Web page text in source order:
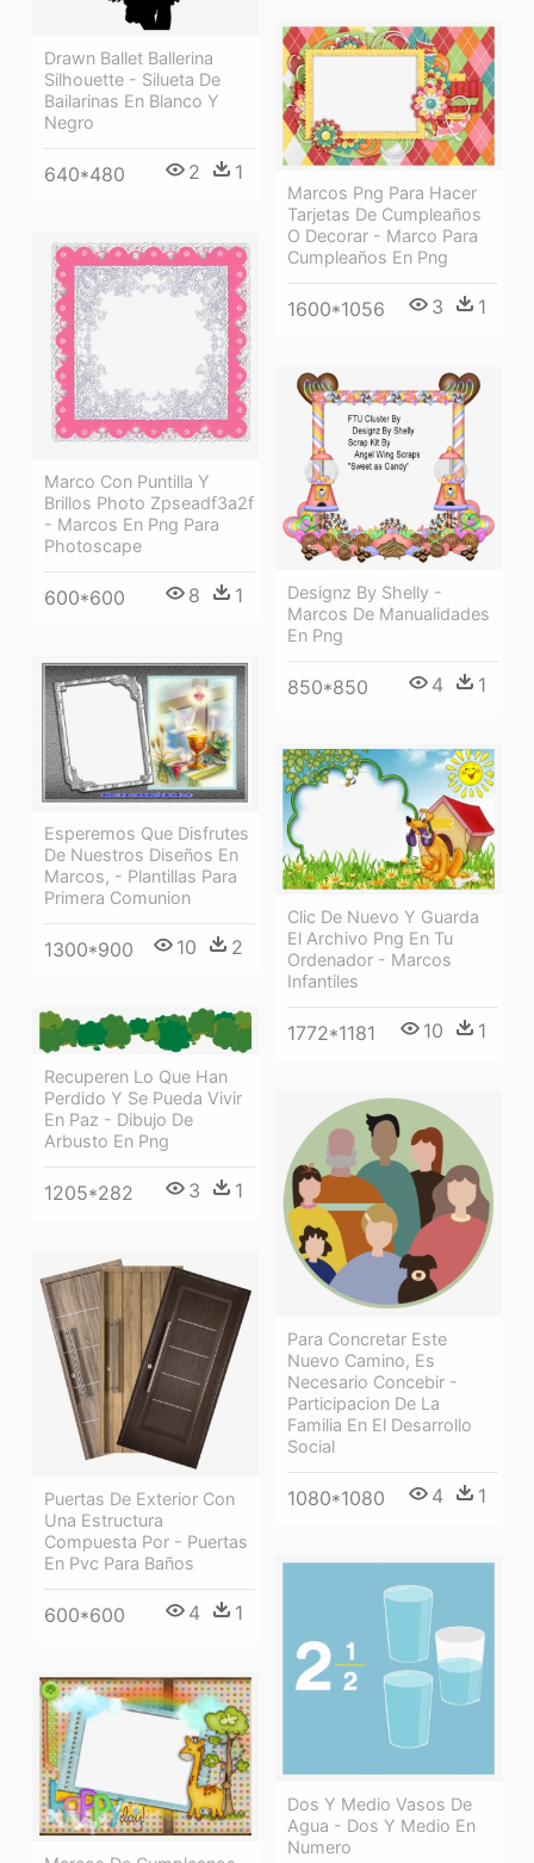
Drawn Ballet Ballerina
Silhouette - Silueta De
Bailarinas En Blanco Y
Negro
640*480 2 1
Marcos Png Para Hacer
Tarjetas De Cumpleaños
O Decorar - Marco Para
Cumpleaños En Png
1600*1056 3 1
Marco Con Puntilla Y
Brillos Photo Zpseadf3a2f
- Marcos En Png Para
Photoscape
600*600 8 1
Designz By Shelly -
Marcos De Manualidades
En Png
850*850 4 1
Esperemos Que Disfrutes
De Nuestros Diseños En
Marcos, - Plantillas Para
Primera Comunion
1300*900 10 2
Clic De Nuevo Y Guarda
El Archivo Png En Tu
Ordenador - Marcos
Infantiles
1772*1181 10 1
Recuperen Lo Que Han
Perdido Y Se Pueda Vivir
En Paz - Dibujo De
Arbusto En Png
1205*282 3 1
Para Concretar Este
Nuevo Camino, Es
Necesario Concebir -
Participacion De La
Familia En El Desarrollo
Social
1080*1080 4 1
Puertas De Exterior Con
Una Estructura
Compuesta Por - Puertas
En Pvc Para Baños
600*600 4 1
Dos Y Medio Vasos De
Agua - Dos Y Medio En
Numero